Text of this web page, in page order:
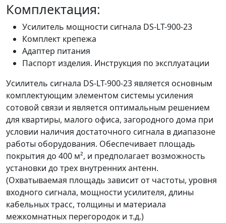
Комплектация:
Усилитель мощности сигнала DS-LT-900-23
Комплект крепежа
Адаптер питания
Паспорт изделия. Инструкция по эксплуатации
Усилитель сигнала DS-LT-900-23 является основным
комплектующим элементом системы усиления
сотовой связи и является оптимальным решением
для квартиры, малого офиса, загородного дома при
условии наличия достаточного сигнала в диапазоне
работы оборудования. Обеспечивает площадь
покрытия до 400 м², и предполагает возможность
установки до трех внутренних антенн.
(Охватываемая площадь зависит от частоты, уровня
входного сигнала, мощности усилителя, длины
кабельных трасс, толщины и материала
межкомнатных перегородок и т.д.)